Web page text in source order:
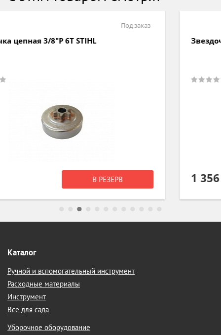
Звездочка цепная 1/4" 6Z MSA 200C STIHL
Каталог
Ручной и вспомогательный инструмент
Расходные материалы
Инструмент
Все для сада
Уборочное оборудование